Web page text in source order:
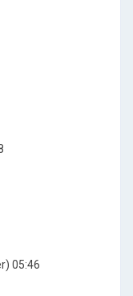
05:46